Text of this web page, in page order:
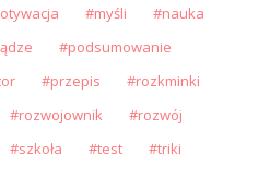
myśli
nauka
podsumowanie
przepis
rozkminki
rozwojownik
rozwój
szkoła test
triki